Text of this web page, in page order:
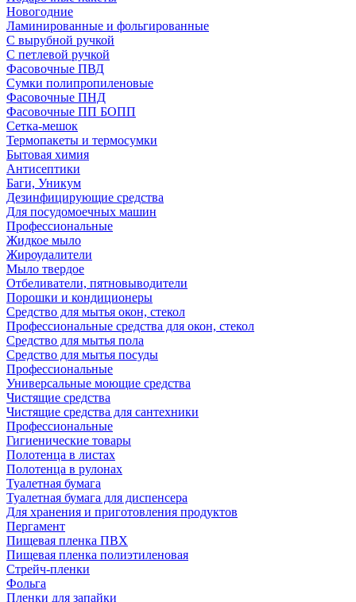
Новогодние
Ламинированные и фольгированные
С вырубной ручкой
С петлевой ручкой
Фасовочные ПВД
Сумки полипропиленовые
Фасовочные ПНД
Фасовочные ПП БОПП
Сетка-мешок
Термопакеты и термосумки
Бытовая химия
Антисептики
Баги, Уникум
Дезинфицирующие средства
Для посудомоечных машин
Профессиональные
Жидкое мыло
Жироудалители
Мыло твердое
Отбеливатели, пятновыводители
Порошки и кондиционеры
Средство для мытья окон, стекол
Профессиональные средства для окон, стекол
Средство для мытья пола
Средство для мытья посуды
Профессиональные
Универсальные моющие средства
Чистящие средства
Чистящие средства для сантехники
Профессиональные
Гигиенические товары
Полотенца в листах
Полотенца в рулонах
Туалетная бумага
Туалетная бумага для диспенсера
Для хранения и приготовления продуктов
Пергамент
Пищевая пленка ПВХ
Пищевая пленка полиэтиленовая
Стрейч-пленки
Фольга
Пленки для запайки